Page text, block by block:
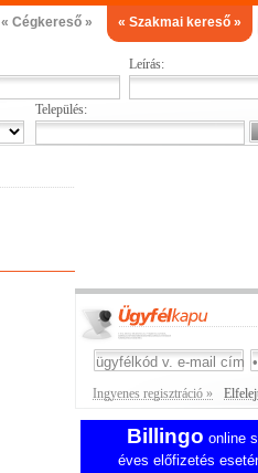
« Cégkereső » « Szakmai kereső »
Leírás:
Település:
Ingyenes regisztráció »
Billingo online
éves előfizetés